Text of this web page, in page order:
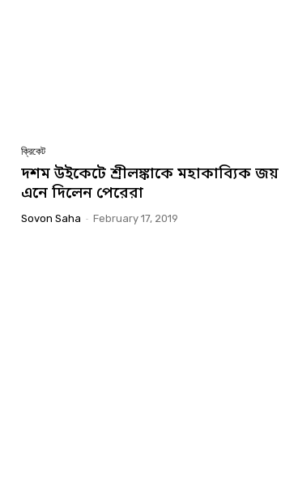
ক্রিকেট
দশম উইকেটে শ্রীলঙ্কাকে মহাকাব্যিক জয়
এনে দিলেন পেরেরা
Sovon Saha - February 17, 2019